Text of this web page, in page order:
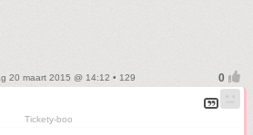
20 maart 2015 @ 14:12 • 129
Tickety-boo